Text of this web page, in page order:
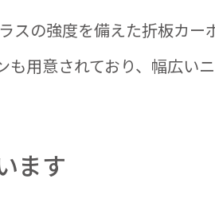
の強度を備えた折板カー
用意されており、幅広い
ます